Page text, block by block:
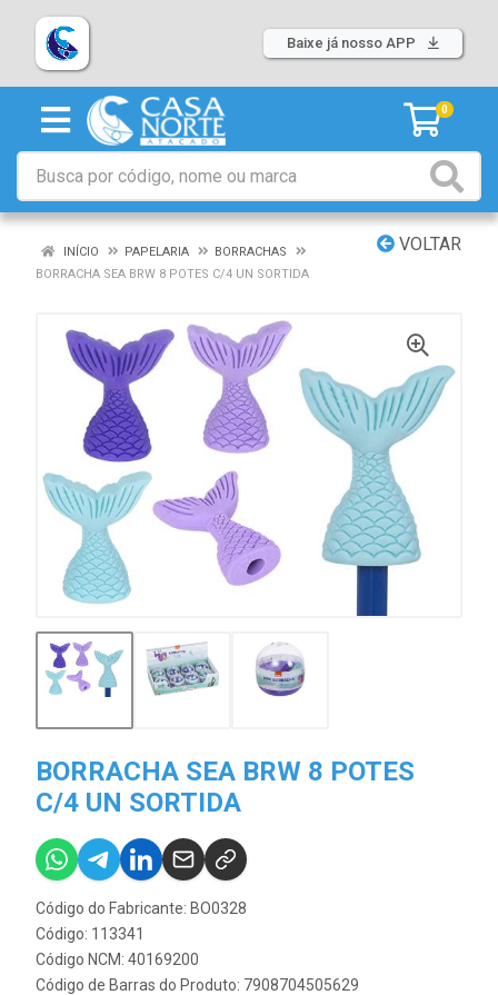
Baixe já nosso APP
0
VOLTAR
INÍCIO PAPELARIA
BORRACHAS
BORRACHA SEA BRW 8 POTES C/4 UN SORTIDA
BORRACHA SEA BRW 8 POTES
C/4 UN SORTIDA
Código do Fabricante: BO0328
Código: 113341
Código NCM: 40169200
Código de Barras do Produto: 7908704505629